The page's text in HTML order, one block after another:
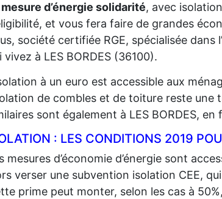
mesure d’énergie solidarité, avec
et vous fera faire de grandes
société certifiée RGE, spécialisée
vivez à LES BORDES (36100).
à un euro est accessible aux
de combles et de toiture reste une
sont également à LES BORDES,
: LES CONDITIONS 2019
mesures d’économie d’énergie sont
verser une subvention isolation CEE,
prime peut monter, selon les cas à